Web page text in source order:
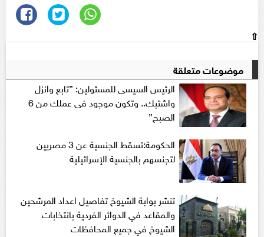
⇧
موضوعات متعلقة
الرئيس السيسى للمسئولين: ”تابع وانزل
واشتبك.. وتكون موجود فى عملك من 6
الصبح”
الحكومة:تسقط الجنسية عن 3 مصريين
لتجنسهم بالجنسية الإسرائيلية
تنشر بوابة الشيوخ تفاصيل اعداد المرشحين
والمقاعد في الدوائر الفردية بانتخابات
الشيوخ في جميع المحافظات